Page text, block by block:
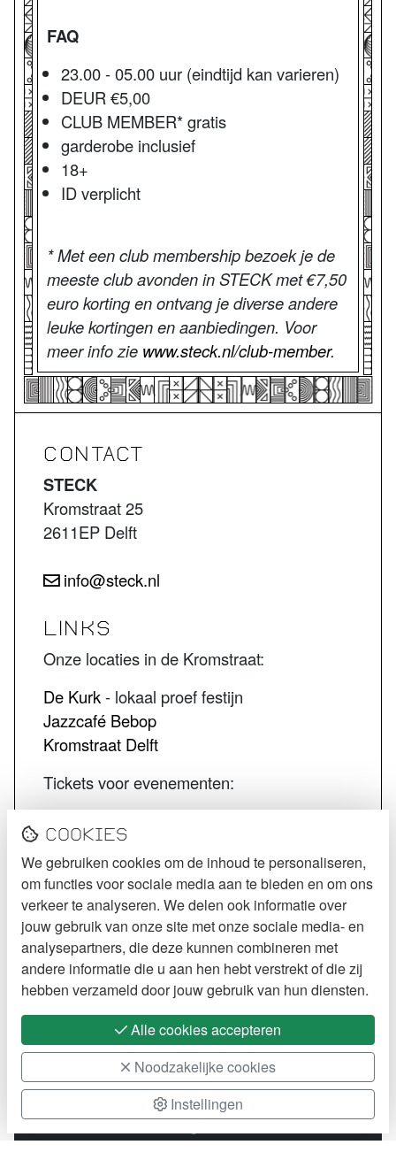
FAQ
23.00 - 05.00 uur (eindtijd kan varieren)
DEUR €5,00
CLUB MEMBER* gratis
garderobe inclusief
18+
ID verplicht
* Met een club membership bezoek je de
meeste club avonden in STECK met €7,50
euro korting en ontvang je diverse andere
leuke kortingen en aanbiedingen. Voor
meer info zie www.steck.nl/club-member.
CONTACT
STECK
Kromstraat 25
2611EP Delft
info@steck.nl
LINKS
Onze locaties in de Kromstraat:
De Kurk- lokaal proef festijn
Jazzcafé Bebop
Kromstraat Delft
Tickets voor evenementen:
De Kurk tickets
Jazzcafé Bebop tickets
VOLG STECK
Instagram
Facebook
Cookie Policy
designers
Cookies
We gebruiken cookies om de inhoud te personaliseren,
om functies voor sociale media aan te bieden en om ons
verkeer te analyseren. We delen ook informatie over
jouw gebruik van onze site met onze sociale media- en
analysepartners, die deze kunnen combineren met
andere informatie die u aan hen hebt verstrekt of die zij
hebben verzameld door jouw gebruik van hun diensten.
Alle cookies accepteren
Noodzakelijke cookies
Instellingen